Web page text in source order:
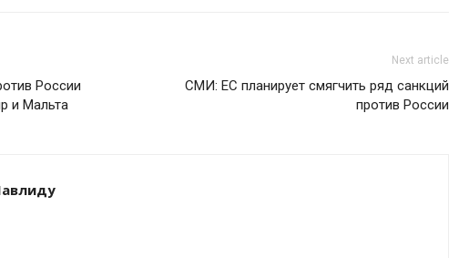
России
и Мальта
Next article
СМИ: ЕС планирует смягчить ряд санкций
против России